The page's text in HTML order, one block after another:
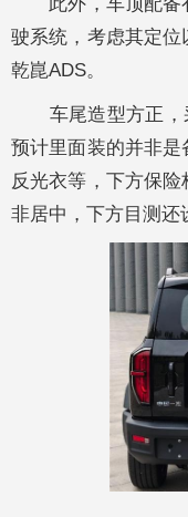
驶系统，考虑其定
乾崑ADS。
车尾造型方正，
预计里面装的并非是
反光衣等，下方保
非居中，下方目测还